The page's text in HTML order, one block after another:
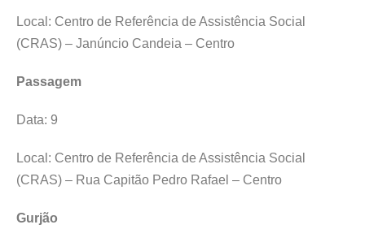
Local: Centro de Referência de Assistência Social
(CRAS) – Janúncio Candeia – Centro
Passagem
Data: 9
Local: Centro de Referência de Assistência Social
(CRAS) – Rua Capitão Pedro Rafael – Centro
Gurjão